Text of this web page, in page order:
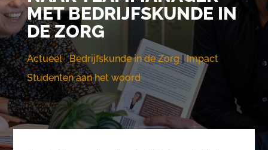
MET BEDRIJFSKUNDE IN
DE ZORG
Actueel|Bedrijfskunde in de Zorg| Impact|
Studenten aan het woord